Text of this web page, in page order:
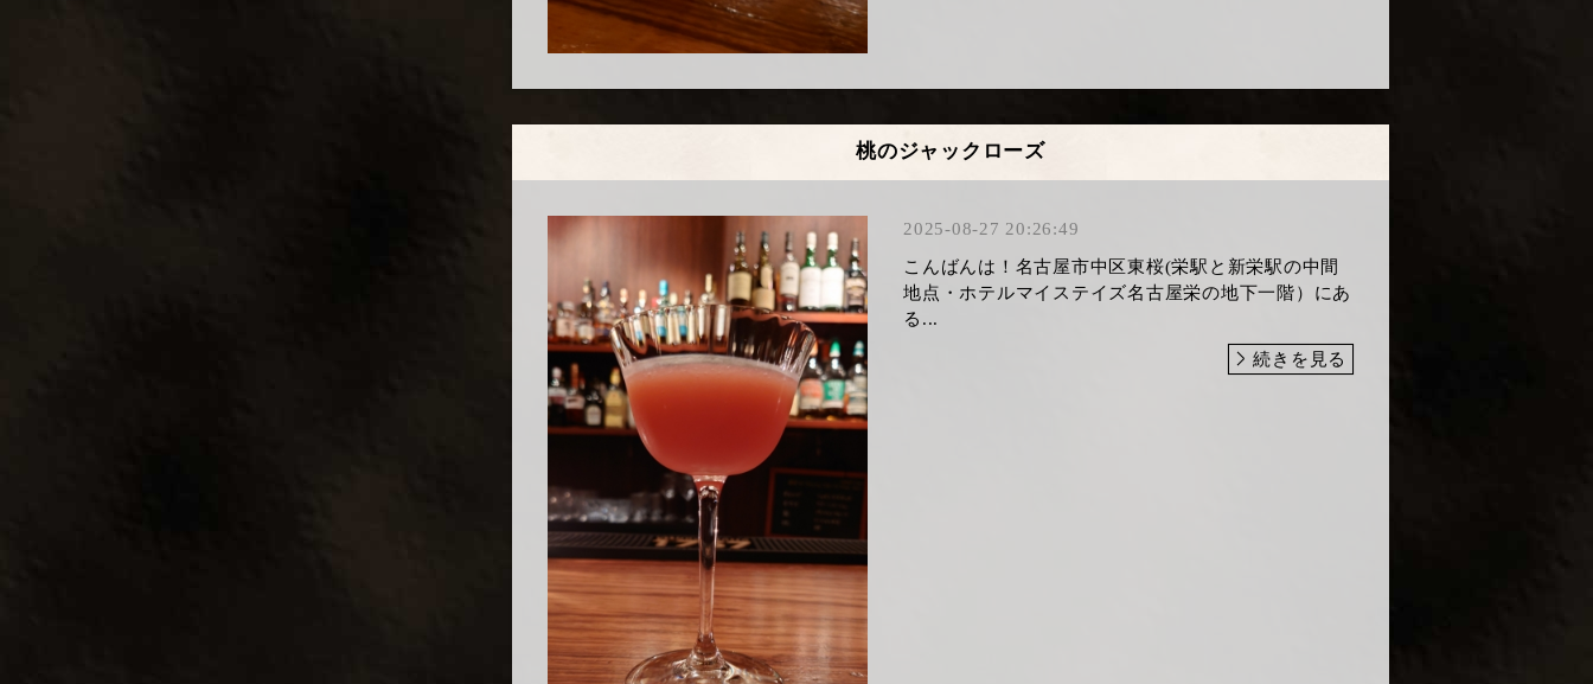
桃のジャックローズ
2025-08-27 20:26:49
こんばんは！名古屋市中区東桜(栄駅と新栄駅の中間
地点・ホテルマイステイズ名古屋栄の地下一階）にあ
る...
続きを見る